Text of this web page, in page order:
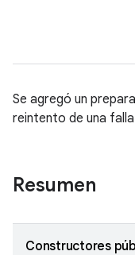
Se agregó un
reintento de una
Resumen
Constructores